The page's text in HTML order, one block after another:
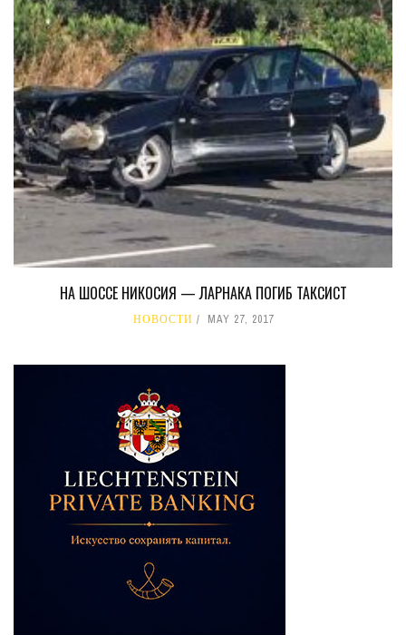
НА ШОССЕ НИКОСИЯ — ЛАРНАКА ПОГИБ ТАКСИСТ
НОВОСТИ MAY 27, 2017